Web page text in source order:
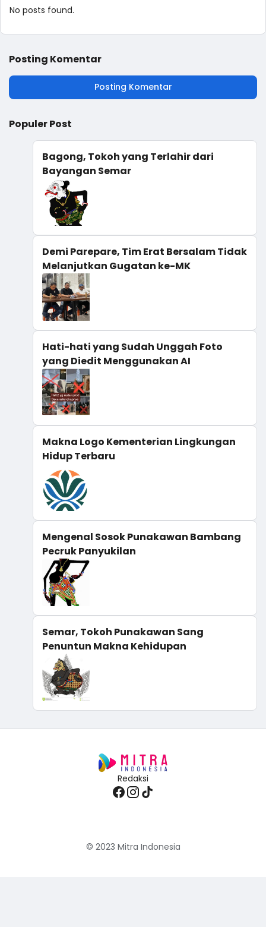
No posts found.
Posting Komentar
Posting Komentar
Populer Post
Bagong, Tokoh yang Terlahir dari
Bayangan Semar
Demi Parepare, Tim Erat Bersalam Tidak
Melanjutkan Gugatan ke-MK
Hati-hati yang Sudah Unggah Foto
yang Diedit Menggunakan AI
Makna Logo Kementerian Lingkungan
Hidup Terbaru
Mengenal Sosok Punakawan Bambang
Pecruk Panyukilan
Semar, Tokoh Punakawan Sang
Penuntun Makna Kehidupan
Redaksi
© 2023 Mitra Indonesia